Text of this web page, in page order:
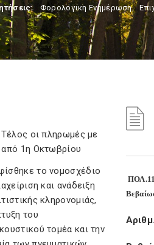
Φορολογικη Ενημέρωση,
Τέλος οι πληρωμές με
από 1η Οκτωβρίου
το νομοσχέδιο
και ανάδειξη
κληρονομιάς,
του
τομέα και την